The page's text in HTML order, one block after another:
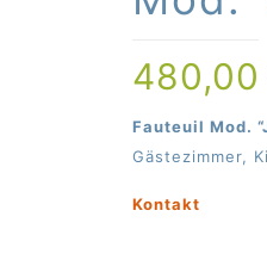
480,00
Fauteuil Mod.
Gästezimmer,
Kontakt